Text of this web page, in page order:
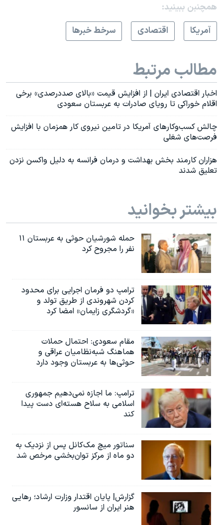
همچنبن ببینید:
آمريکا
اقتصادی سرخط خبرها
مطالب مرتبط
اخبار اقتصادی ایران | از افزایش قیمت «بالای صددرصدی» برخی
اقلام خوراکی تا رویای صادرات به عربستان سعودی
چالش کسب‌و‌کارهای آمریکا در تامین نیروی کار همزمان با افزایش
فرصت‌های شغلی
هزاران کارمند بخش بهداشت و درمان فرانسه به دلیل واکسن نزدن
تعلیق شدند
بیشتر بخوانید
حمله شورشیان حوثی به عربستان ۱۱
نفر را مجروح کرد
ترامپ دو فرمان اجرایی برای محدود
کردن شهروندی از طریق تولد و
«گردشگری زایمان» امضا کرد
مقام سعودی: احتمال حملات
هماهنگ شبه‌نظامیان عراقی و
حوثی‌ها به عربستان وجود دارد
ترامپ: ما اجازه نمی‌دهیم جمهوری
اسلامی به سلاح هسته‌ای دست پیدا
کند
سناتور میچ مک‌کانل پس از نزدیک به
دو ماه از مرکز توان‌بخشی مرخص شد
گزارش| پایان اقتدار وزارت ارشاد؛ رهایی
هنر ایران از سانسور